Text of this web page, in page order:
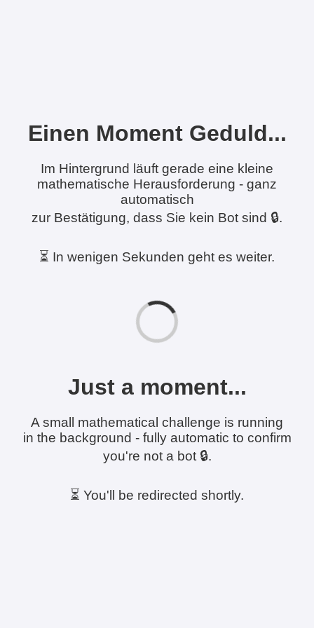
Einen Moment Geduld...
Im Hintergrund läuft gerade eine kleine
mathematische Herausforderung - ganz
automatisch
zur Bestätigung, dass Sie kein Bot sind 🔒.
⏳ In wenigen Sekunden geht es weiter.
Just a moment...
A small mathematical challenge is running
in the background - fully automatic to confirm
you're not a bot 🔒.
⏳ You'll be redirected shortly.